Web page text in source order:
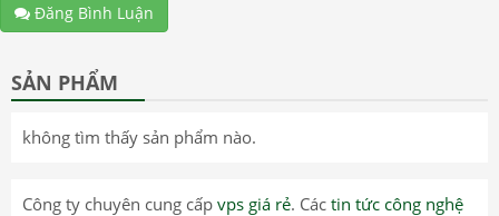
Đăng Bình Luận
SẢN PHẨM
không tìm thấy sản phẩm nào.
Công ty chuyên cung cấp vps giá rẻ. Các tin tức công nghệ